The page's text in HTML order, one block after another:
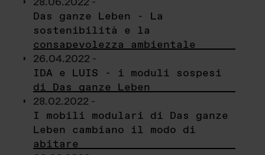
Das ganze Leben - La
sostenibilità e la
consapevolezza ambientale
26.04.2022 -
IDA e LUIS - i moduli sospesi
di Das ganze Leben
28.02.2022 -
I mobili modulari di Das ganze
Leben cambiano il modo di
abitare